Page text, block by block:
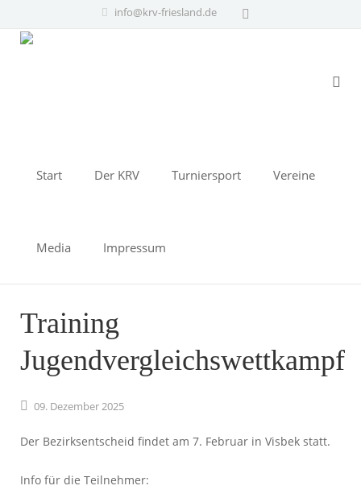
info@krv-friesland.de
Start Der KRV Turniersport Vereine
Media Impressum
Training
Jugendvergleichswettkampf
09. Dezember2025
Der Bezirksentscheid findet am 7. Februar in Visbek statt.
Info für die Teilnehmer: